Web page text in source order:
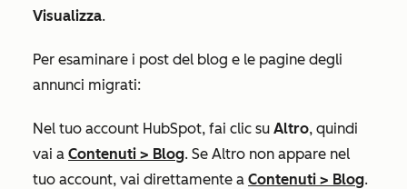
Visualizza.
Per esaminare i post del blog e le pagine degli
annunci migrati:
Nel tuo account HubSpot, fai clic su Altro, quindi
vai a Contenuti > Blog. Se Altro non appare nel
tuo account, vai direttamente a Contenuti > Blog.